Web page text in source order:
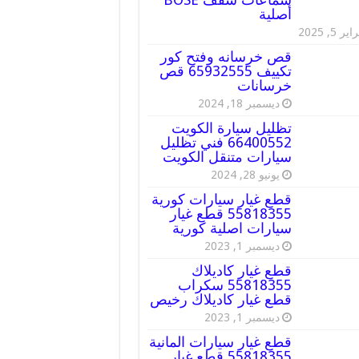
أصلية
5, 2025
قص خرسانه وفتح كور
تكييف 65932555 قص
خرسانات
ديسمبر 18, 2024
تظليل سيارة الكويت
66400552 فني تظليل
سيارات متنقل الكويت
يونيو 28, 2024
قطع غيار سيارات كورية
55818355 قطع غيار
سيارات اصلية كورية
ديسمبر 1, 2023
قطع غيار كاديلاك
55818355 سكراب
قطع غيار كاديلاك رخيص
ديسمبر 1, 2023
قطع غيار سيارات المانية